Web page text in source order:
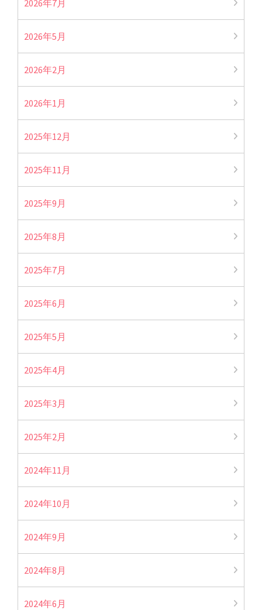
2026年7月
2026年5月
2026年2月
2026年1月
2025年12月
2025年11月
2025年9月
2025年8月
2025年7月
2025年6月
2025年5月
2025年4月
2025年3月
2025年2月
2024年11月
2024年10月
2024年9月
2024年8月
2024年6月